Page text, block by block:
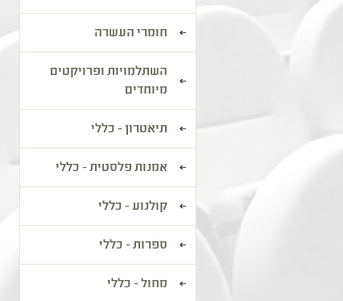
חומרי העשרה
השתלמויות ופרויקטים
מיוחדים
תיאטרון - כללי
אמנות פלסטית - כללי
קולנוע - כללי
ספרות - כללי
מחול - כללי